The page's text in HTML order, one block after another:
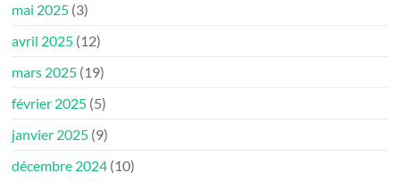
mai 2025 (3)
avril 2025 (12)
mars 2025 (19)
février 2025 (5)
janvier 2025 (9)
décembre 2024 (10)